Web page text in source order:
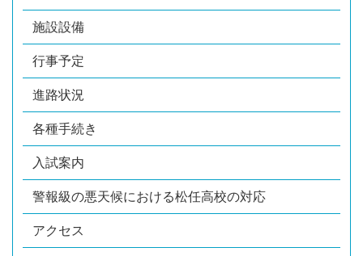
施設設備
行事予定
進路状況
各種手続き
入試案内
警報級の悪天候における松任高校の対応
アクセス